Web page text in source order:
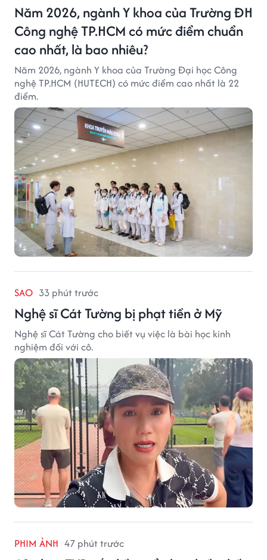
Năm 2026, ngành Y khoa của Trường ĐH
Công nghệ TP.HCM có mức điểm chuẩn
cao nhất, là bao nhiêu?
Năm 2026, ngành Y khoa của Trường Đại học Công
nghệ TP.HCM (HUTECH) có mức điểm cao nhất là 22
điểm.
SAO 33 phút trước
Nghệ sĩ Cát Tường bị phạt tiền ở Mỹ
Nghệ sĩ Cát Tường cho biết vụ việc là bài học kinh
nghiệm đối với cô.
PHIM ẢNH 47 phút trước